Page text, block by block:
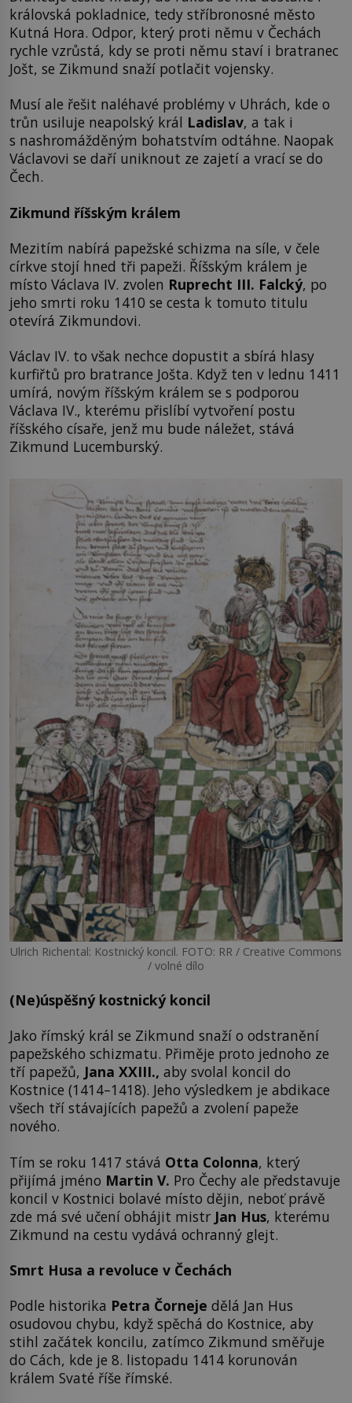
královská pokladnice, tedy stříbronosné město
Kutná Hora. Odpor, který proti němu v Čechách
rychle vzrůstá, kdy se proti němu staví i bratranec
Jošt, se Zikmund snaží potlačit vojensky.
Musí ale řešit naléhavé problémy v Uhrách, kde o
trůn usiluje neapolský král Ladislav, a tak i
s nashromážděným bohatstvím odtáhne. Naopak
Václavovi se daří uniknout ze zajetí a vrací se do
Čech.
Zikmund říšským králem
Mezitím nabírá papežské schizma na síle, v čele
církve stojí hned tři papeži. Říšským králem je
místo Václava IV. zvolen Ruprecht III. Falcký, po
jeho smrti roku 1410 se cesta k tomuto titulu
otevírá Zikmundovi.
Václav IV. to však nechce dopustit a sbírá hlasy
kurfiřtů pro bratrance Jošta. Když ten v lednu 1411
umírá, novým říšským králem se s podporou
Václava IV., kterému přislíbí vytvoření postu
říšského císaře, jenž mu bude náležet, stává
Zikmund Lucemburský.
Ulrich Richental: Kostnický koncil. FOTO: RR / Creative Commons
/ volné dílo
(Ne)úspěšný kostnický koncil
Jako římský král se Zikmund snaží o odstranění
papežského schizmatu. Přiměje proto jednoho ze
tří papežů, Jana XXIII., aby svolal koncil do
Kostnice (1414–1418). Jeho výsledkem je abdikace
všech tří stávajících papežů a zvolení papeže
nového.
Tím se roku 1417 stává Otta Colonna, který
přijímá jméno Martin V. Pro Čechy ale představuje
koncil v Kostnici bolavé místo dějin, neboť právě
zde má své učení obhájit mistr Jan Hus, kterému
Zikmund na cestu vydává ochranný glejt.
Smrt Husa a revoluce v Čechách
Podle historika Petra Čorneje dělá Jan Hus
osudovou chybu, když spěchá do Kostnice, aby
stihl začátek koncilu, zatímco Zikmund směřuje
do Cách, kde je 8. listopadu 1414 korunován
králem Svaté říše římské.